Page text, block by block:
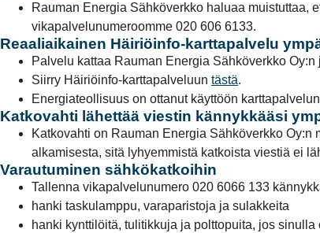
Rauman Energia Sähköverkko haluaa muistuttaa,
vikapalvelunumeroomme 020 606 6133.
Reaaliaikainen Häiriöinfo-karttapalvelu
Palvelu kattaa Rauman Energia Sähköverkko
Siirry Häiriöinfo-karttapalveluun tästä.
Energiateollisuus on ottanut käyttöön
Katkovahti lähettää viestin kännykkääsi
Katkovahti on Rauman Energia Sähköverkko
alkamisesta, sitä lyhyemmistä katkoista viestiä ei
Varautuminen sähkökatkoihin
Tallenna vikapalvelunumero 020 6066 133
hanki taskulamppu, varaparistoja ja sulakkeita
hanki kynttilöitä, tulitikkuja ja polttopuita, jos sinulla